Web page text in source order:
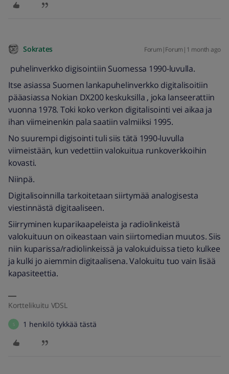
Sokrates Forum|Forum|1 month ago
puhelinverkko digisointiin Suomessa 1990-luvulla.
Itse asiassa Suomen lankapuhelinverkko digitalisoitiin
pääasiassa Nokian DX200 keskuksilla , joka lanseerattiin
vuonna 1978. Toki koko verkon digitalisointi vei aikaa ja
ihan viimeinenkin pala saatiin valmiiksi 1995.
No suurempi digisointi tuli siis tätä 1990-luvulla
viimeistään, kun vedettiin valokuitua runkoverkkoihin
kovasti.
Niinpä.
Digitalisoinnilla tarkoitetaan siirtymää analogisesta
viestinnästä digitaaliseen.
Siirryminen kuparikaapeleista ja radiolinkeistä
valokuituun on oikeastaan vain siirtomedian muutos. Siis
niin kuparissa/radiolinkeissä ja valokuiduissa tieto kulkee
ja kulki jo aiemmin digitaalisena. Valokuitu tuo vain lisää
kapasiteettia.
Korttelikuitu VDSL
S 1 henkilö tykkää tästä